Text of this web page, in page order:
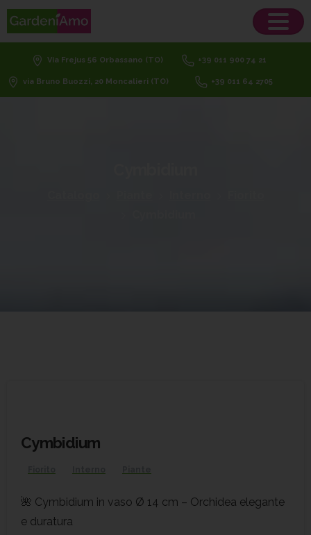
Via Frejus 56 Orbassano (TO) +39 011 900 74 21
via Bruno Buozzi, 20 Moncalieri (TO) +39 011 64 2705
Cymbidium
🌺 Cymbidium in vaso Ø 14 cm – Orchidea elegante
e duratura